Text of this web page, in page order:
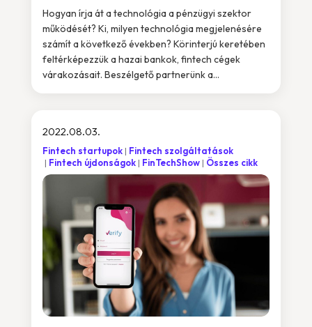
Hogyan írja át a technológia a pénzügyi szektor
működését? Ki, milyen technológia megjelenésére
számít a következő években? Körinterjú keretében
feltérképezzük a hazai bankok, fintech cégek
várakozásait. Beszélgető partnerünk a...
2022.08.03.
Fintech startupok
Fintech szolgáltatások
Fintech újdonságok
FinTechShow Összes cikk